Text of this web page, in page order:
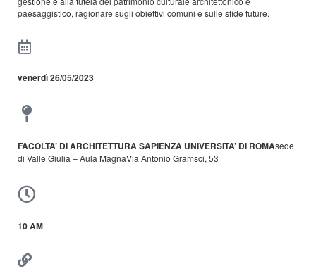
paesaggistico, ragionare sugli obiettivi comuni e sulle sfide future.
venerdì 26/05/2023
FACOLTA’ DI ARCHITETTURASAPIENZA UNIVERSITA’ DI ROMAsede
di Valle Giulia – Aula MagnaVia Antonio Gramsci, 53
10 AM